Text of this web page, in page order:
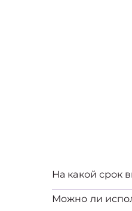
На какой срок
Можно ли